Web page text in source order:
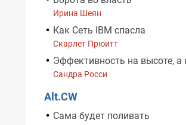
Ирина Шеян
Как Сеть IBM спасла
Скарлет Прюитт
Эффективность на высоте, а
Сандра Росси
Alt.CW
Сама будет поливать